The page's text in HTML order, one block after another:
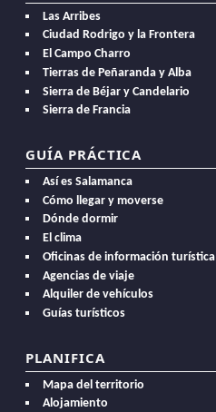
Las Arribes
Ciudad Rodrigo y la Frontera
El Campo Charro
Tierras de Peñaranda y Alba
Sierra de Béjar y Candelario
Sierra de Francia
GUÍA PRÁCTICA
Así es Salamanca
Cómo llegar y moverse
Dónde dormir
El clima
Oficinas de información turística
Agencias de viaje
Alquiler de vehículos
Guías turísticos
PLANIFICA
Mapa del territorio
Alojamiento